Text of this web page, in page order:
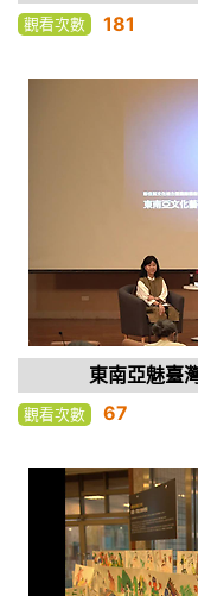
觀看次數 181
東南亞魅臺
觀看次數 67